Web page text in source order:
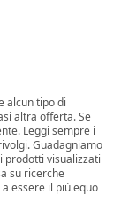
alcun tipo di
altra offerta. Se
Leggi sempre i
Guadagniamo
prodotti visualizzati
su ricerche
essere il più equo